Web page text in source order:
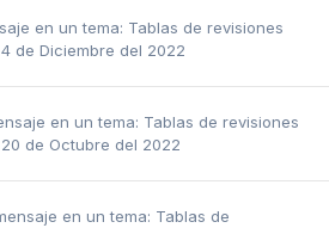
en un tema: Tablas de revisiones
4 de Diciembre del 2022
en un tema: Tablas de revisiones
20 de Octubre del 2022
en un tema: Tablas de